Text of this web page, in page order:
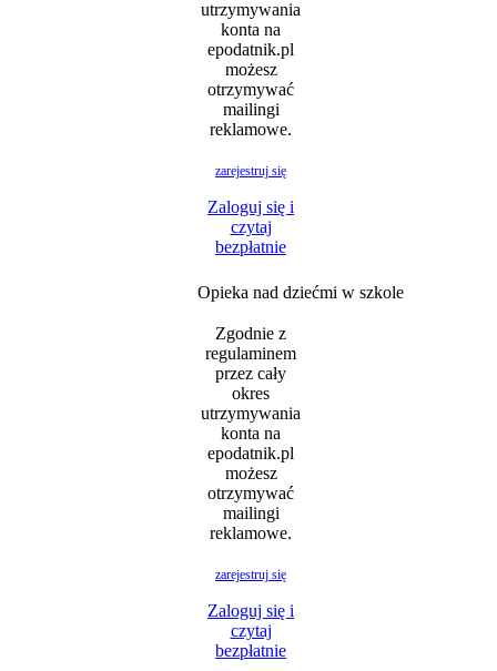
utrzymywania
konta na
epodatnik.pl
możesz
otrzymywać
mailingi
reklamowe.
zarejestruj się
Zaloguj się i
czytaj
bezpłatnie
Opieka nad dziećmi w szkole
Zgodnie z
regulaminem
przez cały
okres
utrzymywania
konta na
epodatnik.pl
możesz
otrzymywać
mailingi
reklamowe.
zarejestruj się
Zaloguj się i
czytaj
bezpłatnie